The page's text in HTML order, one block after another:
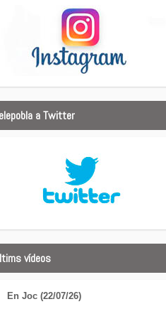
a Twitter
vídeos
En Joc (22/07/26)